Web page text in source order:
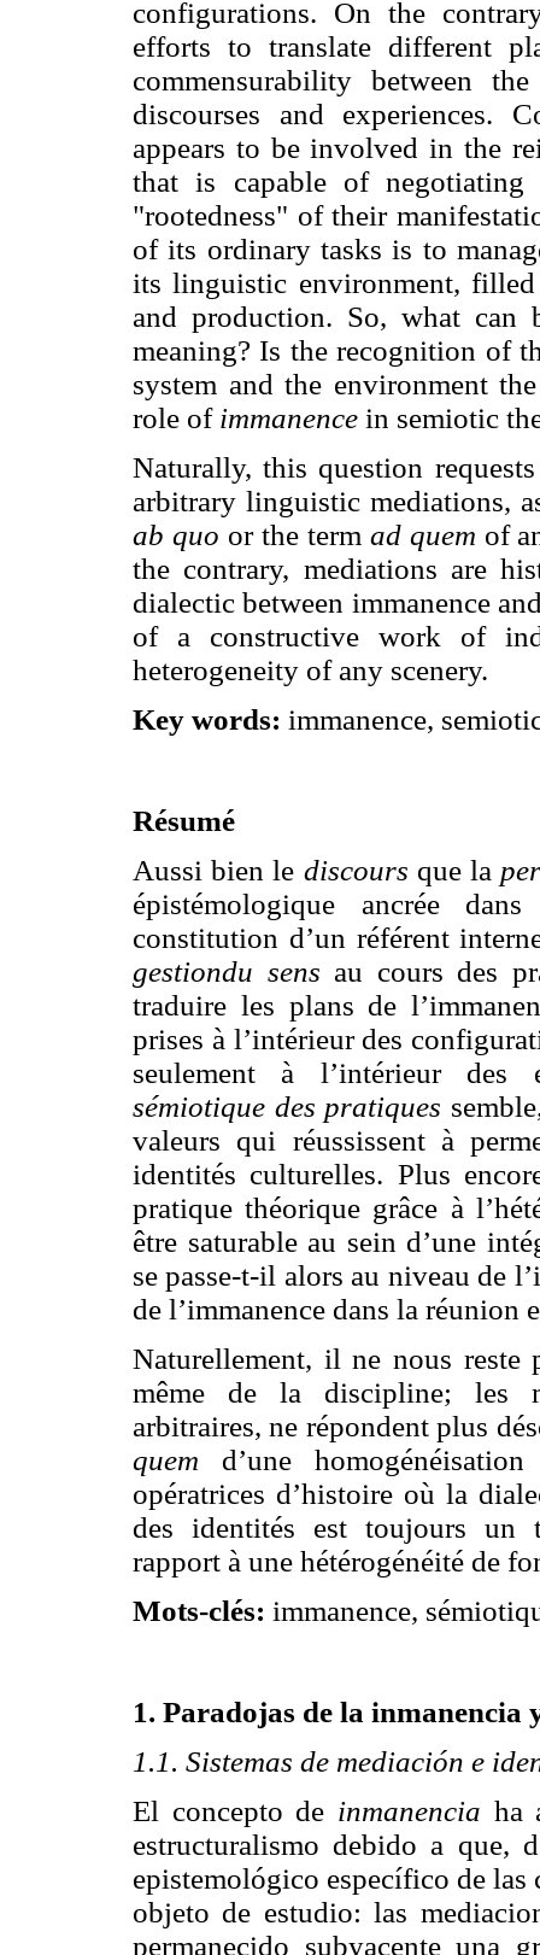
configurations. On the
efforts to translate different
commensurability between
discourses and experiences.
appears to be involved in the
that is capable of
"rootedness" of their
of its ordinary tasks is to
its linguistic environment,
and production. So, what can
meaning? Is the recognition of
system and the environment
role of immanence in semiotic
Naturally, this question
arbitrary linguistic mediations,
ab quo or the term ad quem of
the contrary, mediations are
dialectic between immanence
of a constructive work of
heterogeneity of any scenery.
Key words: immanence,
Résumé
Aussi bien le discours que la
épistémologique ancrée
constitution d’un référent
gestiondu sens au cours des
traduire les plans de
prises à l’intérieur des
seulement à l’intérieur des
sémiotique des pratiques
valeurs qui réussissent à
identités culturelles. Plus
pratique théorique grâce à
être saturable au sein d’une
se passe-t-il alors au niveau de
de l’immanence dans la réunion
Naturellement, il ne nous reste
même de la discipline; les
arbitraires, ne répondent plus
quem d’une
opératrices d’histoire où la
des identités est toujours un
rapport à une hétérogénéité de
Mots-clés: immanence,
1. Paradojas de la inmanencia
1.1. Sistemas de mediación e
El concepto de inmanencia ha
estructuralismo debido a que,
epistemológico específico de las
objeto de estudio: las
permanecido subyacente una